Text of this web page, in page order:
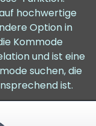
hochwertige
Option in
Kommode
und ist eine
suchen, die
ist.